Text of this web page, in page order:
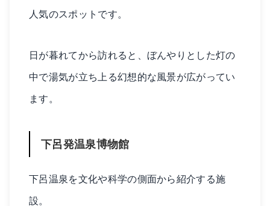
人気のスポットです。
日が暮れてから訪れると、ぼんやりとした灯の
中で湯気が立ち上る幻想的な風景が広がってい
ます。
下呂発温泉博物館
下呂温泉を文化や科学の側面から紹介する施
設。